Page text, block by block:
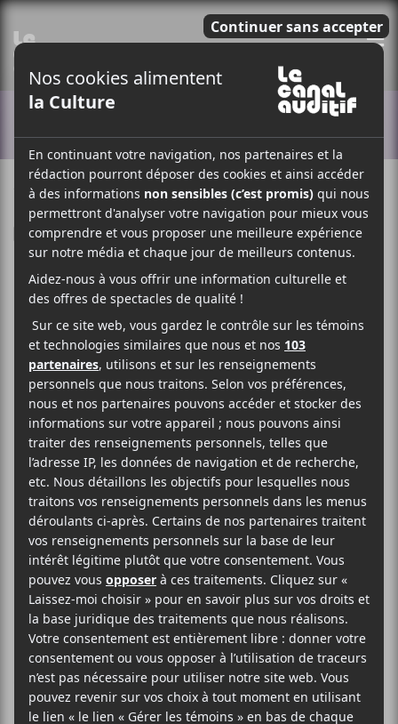
15 OCTOBRE 2024
PARLOUIS-PHILIPPE LABRÈCHE
F
A
E
B
O
K
T
W
T
T
R
P
A
T
A
E
R
Universal Music
achète PIAS
Le major met la main sur l’un des plus
gros distributeur de maisons de
disque indépendantes au monde.